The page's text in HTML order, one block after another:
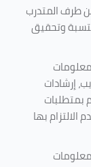
طرف المتدرب
وتحقيق
إرشادات
بمتطلبات
الالتزام بها